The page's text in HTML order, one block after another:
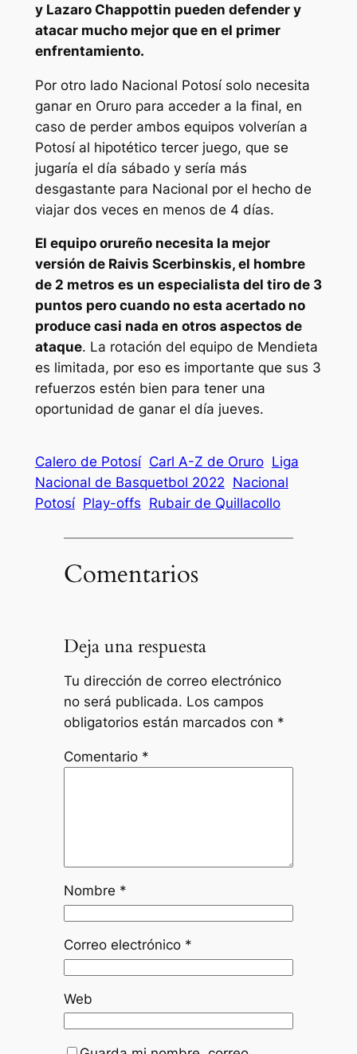
y Lazaro Chappottin pueden defender y
atacar mucho mejor que en el primer
enfrentamiento.
Por otro lado Nacional Potosí solo necesita
ganar en Oruro para acceder a la final, en
caso de perder ambos equipos volverían a
Potosí al hipotético tercer juego, que se
jugaría el día sábado y sería más
desgastante para Nacional por el hecho de
viajar dos veces en menos de 4 días.
El equipo orureño necesita la mejor
versión de Raivis Scerbinskis, el hombre
de 2 metros es un especialista del tiro de 3
puntos pero cuando no esta acertado no
produce casi nada en otros aspectos de
ataque. La rotación del equipo de Mendieta
es limitada, por eso es importante que sus 3
refuerzos estén bien para tener una
oportunidad de ganar el día jueves.
Calero de Potosí Carl A-Z de Oruro Liga
Nacional de Basquetbol 2022 Nacional
Potosí Play-offs Rubair de Quillacollo
Comentarios
Deja una respuesta
Tu dirección de correo electrónico
no será publicada. Los campos
obligatorios están marcados con *
Comentario *
Nombre *
Correo electrónico *
Web